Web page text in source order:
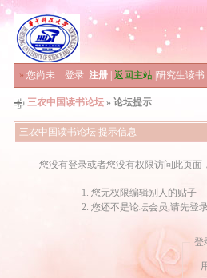
» 您尚未 登录 注册 返回主站 研究生读书
三农中国读书论坛 » 论坛提示
三农中国读书论坛 提示信息
您没有登录或者您没有权限访问此页面
您无权限编辑别人的贴子
您还不是论坛会员,请先登
登